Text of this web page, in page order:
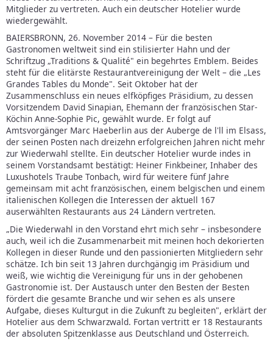
Mitglieder zu vertreten. Auch ein deutscher Hotelier wurde
wiedergewählt.
BAIERSBRONN, 26. November 2014 – Für die besten
Gastronomen weltweit sind ein stilisierter Hahn und der
Schriftzug „Traditions & Qualité" ein begehrtes Emblem. Beides
steht für die elitärste Restaurantvereinigung der Welt – die „Les
Grandes Tables du Monde". Seit Oktober hat der
Zusammenschluss ein neues elfköpfiges Präsidium, zu dessen
Vorsitzendem David Sinapian, Ehemann der französischen Star-
Köchin Anne-Sophie Pic, gewählt wurde. Er folgt auf
Amtsvorgänger Marc Haeberlin aus der Auberge de l'll im Elsass,
der seinen Posten nach dreizehn erfolgreichen Jahren nicht mehr
zur Wiederwahl stellte. Ein deutscher Hotelier wurde indes in
seinem Vorstandsamt bestätigt: Heiner Finkbeiner, Inhaber des
Luxushotels Traube Tonbach, wird für weitere fünf Jahre
gemeinsam mit acht französischen, einem belgischen und einem
italienischen Kollegen die Interessen der aktuell 167
auserwählten Restaurants aus 24 Ländern vertreten.
„Die Wiederwahl in den Vorstand ehrt mich sehr – insbesondere
auch, weil ich die Zusammenarbeit mit meinen hoch dekorierten
Kollegen in dieser Runde und den passionierten Mitgliedern sehr
schätze. Ich bin seit 13 Jahren durchgängig im Präsidium und
weiß, wie wichtig die Vereinigung für uns in der gehobenen
Gastronomie ist. Der Austausch unter den Besten der Besten
fördert die gesamte Branche und wir sehen es als unsere
Aufgabe, dieses Kulturgut in die Zukunft zu begleiten", erklärt der
Hotelier aus dem Schwarzwald. Fortan vertritt er 18 Restaurants
der absoluten Spitzenklasse aus Deutschland und Österreich.